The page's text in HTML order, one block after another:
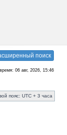
поиск
06 авг, 2026, 15:46
пояс: UTC + 3 часа